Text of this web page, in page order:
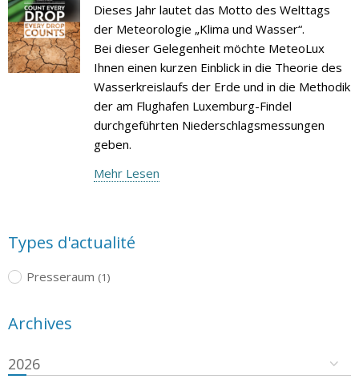
Dieses Jahr lautet das Motto des Welttags
der Meteorologie „Klima und Wasser“.
Bei dieser Gelegenheit möchte MeteoLux
Ihnen einen kurzen Einblick in die Theorie des
Wasserkreislaufs der Erde und in die Methodik
der am Flughafen Luxemburg-Findel
durchgeführten Niederschlagsmessungen
geben.
Mehr Lesen
Types d'actualité
Presseraum (1)
Archives
2026